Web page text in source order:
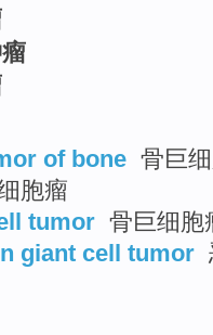
of bone 骨巨
胞瘤
tumor 骨巨细胞
giant cell tumor